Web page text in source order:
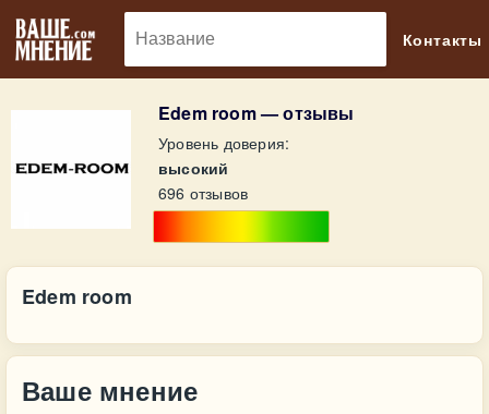
Контакты
Edem room — отзывы
Уровень доверия:
высокий
696 отзывов
Edem room
Ваше мнение